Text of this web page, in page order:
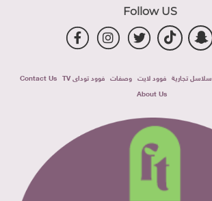
Follow US
سلاسل تجارية فوود لايت وصفات فوود توداى TV
Contact Us
About Us